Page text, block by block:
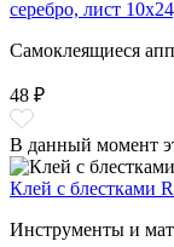
серебро, лист
Самоклеящиеся
48 ₽
В данный момент
Клей с блестками
Инструменты и